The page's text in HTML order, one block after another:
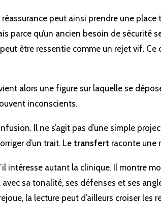
peut ainsi prendre une
parce qu’un ancien besoin de sécurité
être ressentie comme un rejet vif. Ce
alors une figure sur laquelle se
inconscients.
Il ne s’agit pas d’une simple
d’un trait. Le transfert raconte une
intéresse autant la clinique. Il montre
sa tonalité, ses défenses et ses
la lecture peut d’ailleurs croiser les